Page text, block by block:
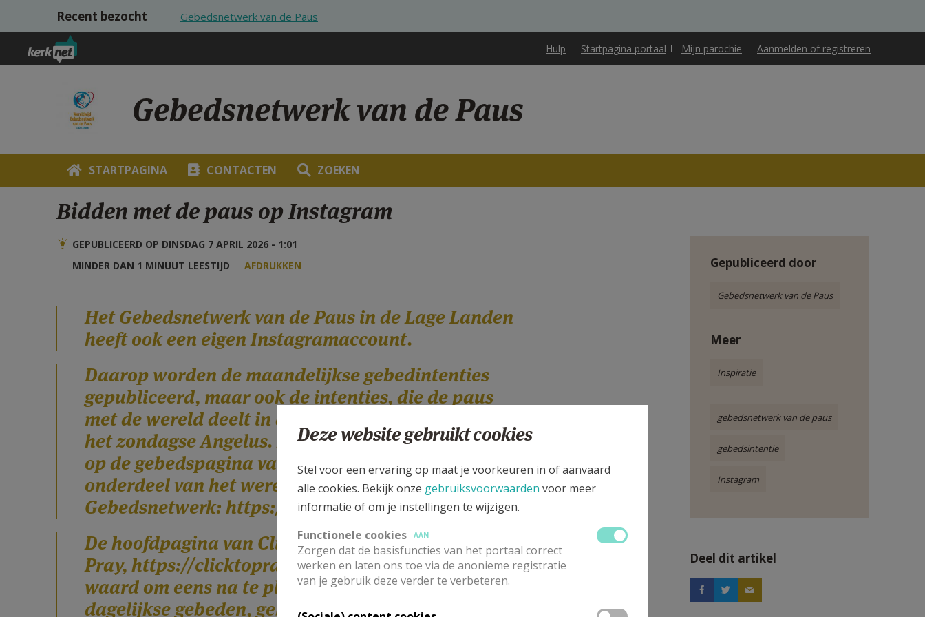
Overslaan en naar de inhoud gaan
Recent bezocht Gebedsnetwerk van de Paus
Hulp Startpagina portaal Mijn parochie Aanmelden of registreren
Gebedsnetwerk van de Paus
STARTPAGINA CONTACTEN ZOEKEN
Bidden met de paus op Instagram
GEPUBLICEERD OP DINSDAG 7 APRIL 2026 - 1:01
MINDER DAN 1 MINUUT LEESTIJD
AFDRUKKEN
Het Gebedsnetwerk van de Paus in de Lage Landen
heeft ook een eigen Instagramaccount.
Daarop worden de maandelijkse gebedintenties
gepubliceerd, maar ook de intenties, die de paus
met de wereld deelt in de wekelijkse audiënties en
het zondagse Angelus. Deze zijn allemaal te vinden
op de gebedspagina van Click To Pray, een ander
onderdeel van het wereldwijde
Gebedsnetwerk: https://clicktopray.org/pope
De hoofdpagina van Click To
Pray, https://clicktopray.org/, is ook de moeite
waard om eens na te pluizen. Hier vindt u
dagelijkse gebeden, gebedsintenties en meer. Het
Gepubliceerd door
Gebedsnetwerk van de Paus
Meer
Inspiratie
gebedsnetwerk van de paus
gebedsintentie
Instagram
Deel dit artikel
Deze website gebruikt cookies
Stel voor een ervaring op maat je voorkeuren in of aanvaard
alle cookies. Bekijk onze gebruiksvoorwaarden voor meer
informatie of om je instellingen te wijzigen.
Functionele cookies
AAN
Zorgen dat de basisfuncties van het portaal correct
werken en laten ons toe via de anonieme registratie
van je gebruik deze verder te verbeteren.